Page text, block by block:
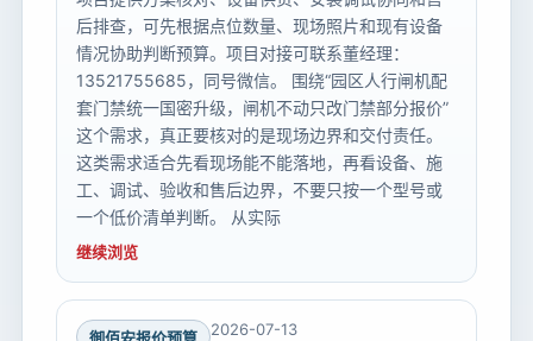
后排查，可先根据点位数量、现场照片和现有设备
情况协助判断预算。项目对接可联系董经理：
13521755685，同号微信。 围绕“园区人行闸机配
套门禁统一国密升级，闸机不动只改门禁部分报价”
这个需求，真正要核对的是现场边界和交付责任。
这类需求适合先看现场能不能落地，再看设备、施
工、调试、验收和售后边界，不要只按一个型号或
一个低价清单判断。 从实际
继续浏览
2026-07-13